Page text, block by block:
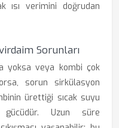
ısı verimini doğrudan
Sorunları
yoksa veya kombi çok
sorun sirkülasyon
ürettiği sıcak suyu
Uzun süre